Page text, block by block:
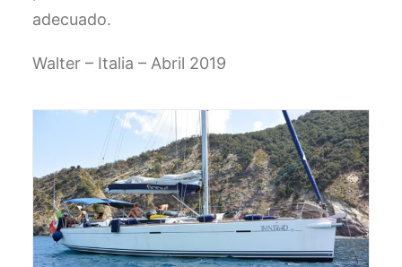
adecuado.
Walter – Italia – Abril 2019